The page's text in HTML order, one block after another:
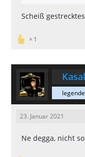
Scheiß
1
legende
23. Januar 2021
Ne degga, nicht